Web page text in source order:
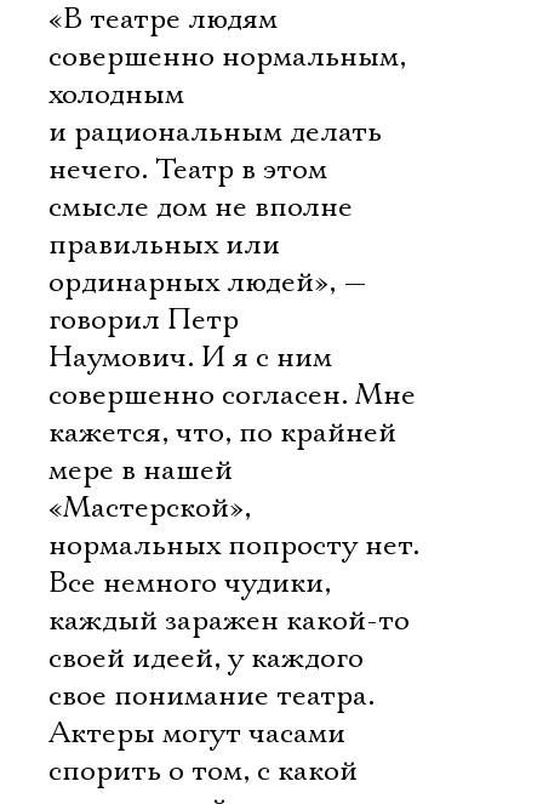
«В театре людям
совершенно нормальным,
холодным
и рациональным делать
нечего. Театр в этом
смысле дом не вполне
правильных или
ординарных людей», —
говорил Петр
Наумович. И я с ним
совершенно согласен. Мне
кажется, что, по крайней
мере в нашей
«Мастерской»,
нормальных попросту нет.
Все немного чудики,
каждый заражен какой-то
своей идеей, у каждого
свое понимание театра.
Актеры могут часами
спорить о том, с какой